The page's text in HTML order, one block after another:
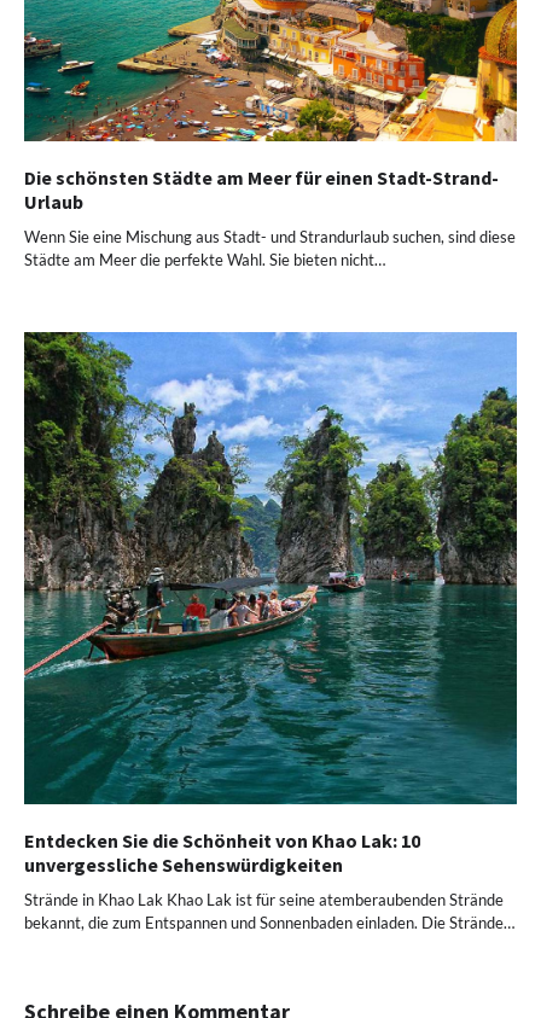
Die schönsten Städte am Meer für einen Stadt-Strand-
Urlaub
Wenn Sie eine Mischung aus Stadt- und Strandurlaub suchen, sind diese
Städte am Meer die perfekte Wahl. Sie bieten nicht…
Entdecken Sie die Schönheit von Khao Lak: 10
unvergessliche Sehenswürdigkeiten
Strände in Khao Lak Khao Lak ist für seine atemberaubenden Strände
bekannt, die zum Entspannen und Sonnenbaden einladen. Die Strände…
Schreibe einen Kommentar